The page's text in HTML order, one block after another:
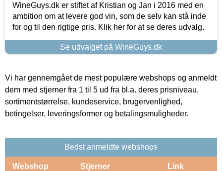
WineGuys.dk er stiftet af Kristian og Jan i 2016 med en
ambition om at levere god vin, som de selv kan stå inde
for og til den rigtige pris. Klik her for at se deres udvalg.
Se udvalget på WineGuys.dk
Vi har gennemgået de mest populære webshops og anmeldt
dem med stjerner fra 1 til 5 ud fra bl.a. deres prisniveau,
sortimentstørrelse, kundeservice, brugervenlighed,
betingelser, leveringsformer og betalingsmuligheder.
Bedst anmeldte webshops
Webshop Stjerner Link